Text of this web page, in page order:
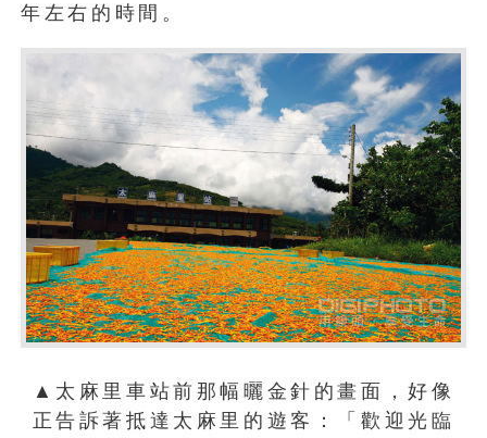
年左右的時間。
▲太麻里車站前那幅曬金針的畫面，好像
正告訴著抵達太麻里的遊客：「歡迎光臨